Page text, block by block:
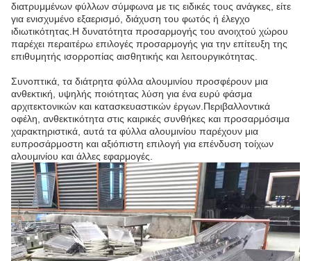
διατρυμμένων φύλλων σύμφωνα με τις ειδικές τους ανάγκες, είτε
για ενισχυμένο εξαερισμό, διάχυση του φωτός ή έλεγχο
ιδιωτικότητας.Η δυνατότητα προσαρμογής του ανοιχτού χώρου
παρέχει περαιτέρω επιλογές προσαρμογής για την επίτευξη της
επιθυμητής ισορροπίας αισθητικής και λειτουργικότητας.
Συνοπτικά, τα διάτρητα φύλλα αλουμινίου προσφέρουν μια
ανθεκτική, υψηλής ποιότητας λύση για ένα ευρύ φάσμα
αρχιτεκτονικών και κατασκευαστικών έργων.Περιβαλλοντικά
οφέλη, ανθεκτικότητα στις καιρικές συνθήκες και προσαρμόσιμα
χαρακτηριστικά, αυτά τα φύλλα αλουμινίου παρέχουν μια
ευπροσάρμοστη και αξιόπιστη επιλογή για επένδυση τοίχων
αλουμινίου και άλλες εφαρμογές.